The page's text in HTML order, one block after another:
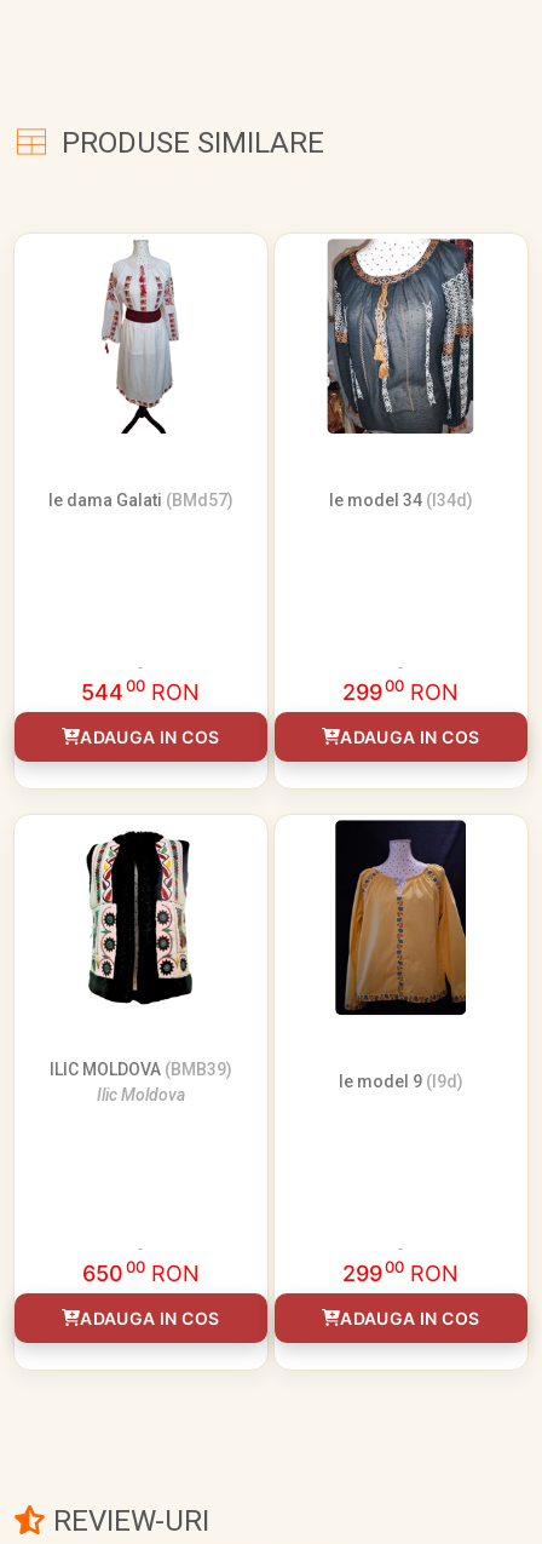
PRODUSE SIMILARE
Ie dama Galati (BMd57)
54400 RON
ADAUGA IN COS
Ie model 34 (I34d)
29900 RON
ADAUGA IN COS
ILIC MOLDOVA (BMB39)
Ilic Moldova
65000 RON
ADAUGA IN COS
Ie model 9 (I9d)
29900 RON
ADAUGA IN COS
REVIEW-URI